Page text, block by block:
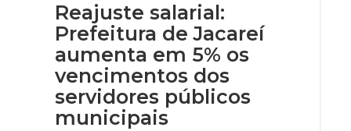
Reajuste salarial:
Prefeitura de Jacareí
aumenta em 5% os
vencimentos dos
servidores públicos
municipais